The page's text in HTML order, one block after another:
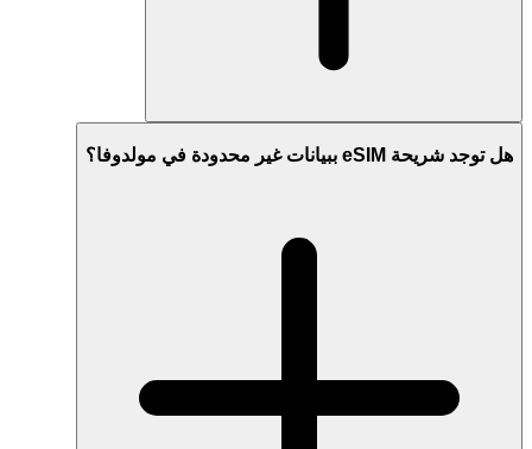
هل توجد شريحة eSIM ببيانات غير محدودة في مولدوفا؟